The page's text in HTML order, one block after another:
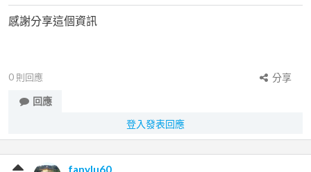
感謝分享這個資訊
0 則回應
分享
回應
登入發表回應
fanylu60